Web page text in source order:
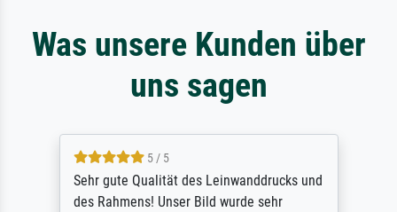
Was unsere Kunden über
uns sagen
5 / 5
Sehr gute Qualität des Leinwanddrucks und
des Rahmens! Unser Bild wurde sehr